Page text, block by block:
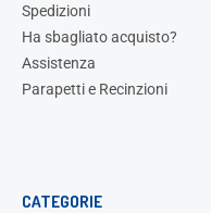
Spedizioni
Ha sbagliato acquisto?
Assistenza
Parapetti e Recinzioni
CATEGORIE